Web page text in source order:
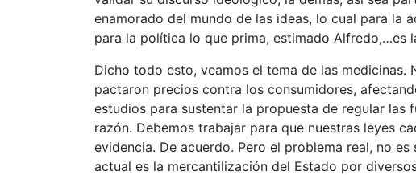
enamorado del mundo de las ideas, lo cual para la
para la política lo que prima, estimado Alfredo,…es
Dicho todo esto, veamos el tema de las medicinas.
pactaron precios contra los consumidores,
estudios para sustentar la propuesta de regular las
razón. Debemos trabajar para que nuestras leyes
evidencia. De acuerdo. Pero el problema real, no
actual es la mercantilización del Estado por